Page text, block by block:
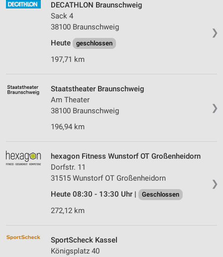
❯
DECATHLON Braunschweig
Sack 4
38100 Braunschweig
Heute
geschlossen
197,71 km
❯
Staatstheater Braunschweig
Am Theater
38100 Braunschweig
196,94 km
❯
hexagon Fitness Wunstorf OT Großenheidorn
Dorfstr. 11
31515 Wunstorf OT Großenheidorn
Heute 08:30 - 13:30 Uhr |
Geschlossen
272,12 km
SportScheck Kassel
Königsplatz 40